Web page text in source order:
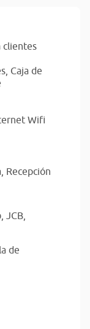
clientes
Caja de
Wifi
Recepción
JCB,
de